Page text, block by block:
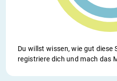
Du willst wissen, wie gut diese
registriere dich und mach das